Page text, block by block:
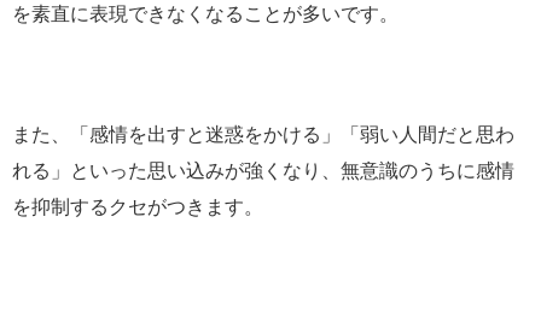
を素直に表現できなくなることが多いです。
また、「感情を出すと迷惑をかける」「弱い人間だと思わ
れる」といった思い込みが強くなり、無意識のうちに感情
を抑制するクセがつきます。